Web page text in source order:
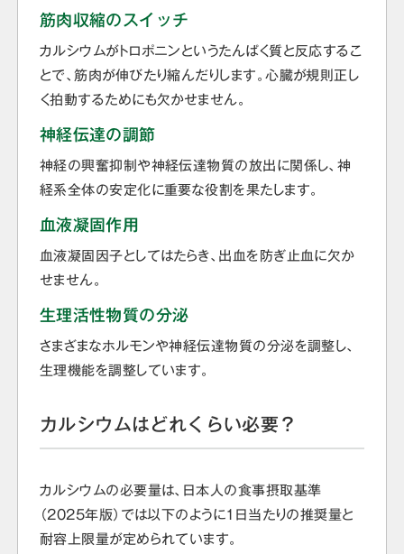
筋肉収縮のスイッチ
カルシウムがトロポニンというたんぱく質と反応するこ
とで、筋肉が伸びたり縮んだりします。心臓が規則正し
く拍動するためにも欠かせません。
神経伝達の調節
神経の興奮抑制や神経伝達物質の放出に関係し、神
経系全体の安定化に重要な役割を果たします。
血液凝固作用
血液凝固因子としてはたらき、出血を防ぎ止血に欠か
せません。
生理活性物質の分泌
さまざまなホルモンや神経伝達物質の分泌を調整し、
生理機能を調整しています。
カルシウムはどれくらい必要？
カルシウムの必要量は、日本人の食事摂取基準
（2025年版）では以下のように1日当たりの推奨量と
耐容上限量が定められています。